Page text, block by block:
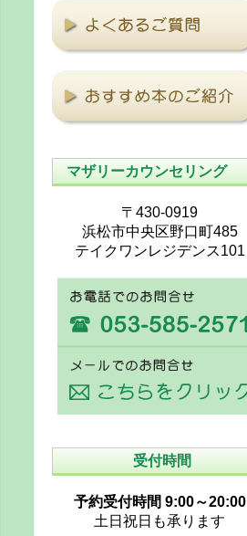
マザリーカウンセリング
〒430-0919
浜松市中央区野口町485
テイクワンレジデンス101
受付時間
予約受付時間 9:00～20:00
土日祝日も承ります